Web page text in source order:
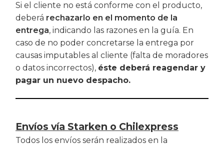
Si el cliente no está conforme con el producto,
deberá rechazarlo en el momento de la
entrega, indicando las razones en la guía. En
caso de no poder concretarse la entrega por
causas imputables al cliente (falta de moradores
o datos incorrectos), éste deberá reagendar y
pagar un nuevo despacho.
Envíos vía Starken o Chilexpress
Todos los envíos serán realizados en la